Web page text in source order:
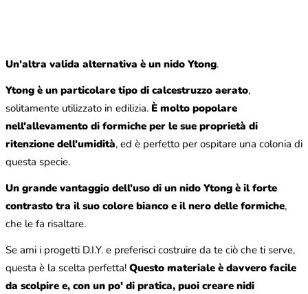
Un'altra valida alternativa è un nido Ytong.
Ytong è un particolare tipo di calcestruzzo aerato,
solitamente utilizzato in edilizia. È molto popolare
nell'allevamento di formiche per le sue proprietà di
ritenzione dell'umidità, ed è perfetto per ospitare una colonia di
questa specie.
Un grande vantaggio dell'uso di un nido Ytong è il forte
contrasto tra il suo colore bianco e il nero delle formiche,
che le fa risaltare.
Se ami i progetti D.I.Y. e preferisci costruire da te ciò che ti serve,
questa è la scelta perfetta! Questo materiale è davvero facile
da scolpire e, con un po' di pratica, puoi creare nidi